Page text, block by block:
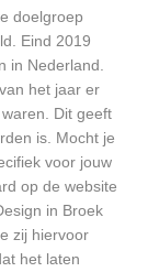
doelgroep
Eind 2019
in Nederland.
het jaar er
Dit geeft
is. Mocht je
voor jouw
op de website
in Broek
zij hiervoor
het laten